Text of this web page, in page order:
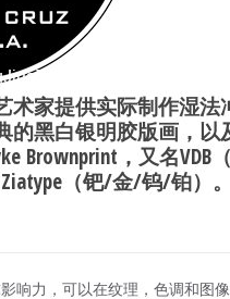
术家提供实际制作湿法
的黑白银明胶版画，以
Brownprint，又名VDB
（钯/金/钨/铂）。
响力，可以在纹理，色调和图